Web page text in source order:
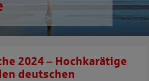
2024 – Hochkarätige
deutschen